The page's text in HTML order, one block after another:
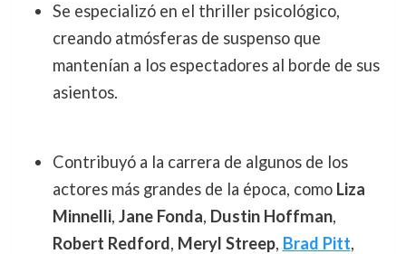
Se especializó en el thriller psicológico,
creando atmósferas de suspenso que
mantenían a los espectadores al borde de sus
asientos.
Contribuyó a la carrera de algunos de los
actores más grandes de la época, como Liza
Minnelli, Jane Fonda, Dustin Hoffman,
Robert Redford, Meryl Streep, Brad Pitt,